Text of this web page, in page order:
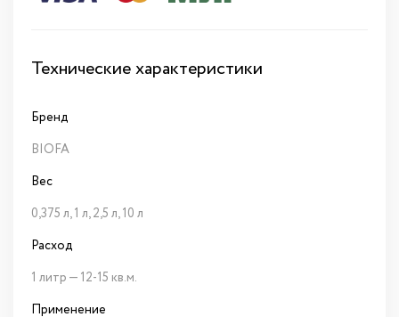
Технические характеристики
Бренд
BIOFA
Вес
0,375 л, 1 л, 2,5 л, 10 л
Расход
1 литр — 12-15 кв.м.
Применение